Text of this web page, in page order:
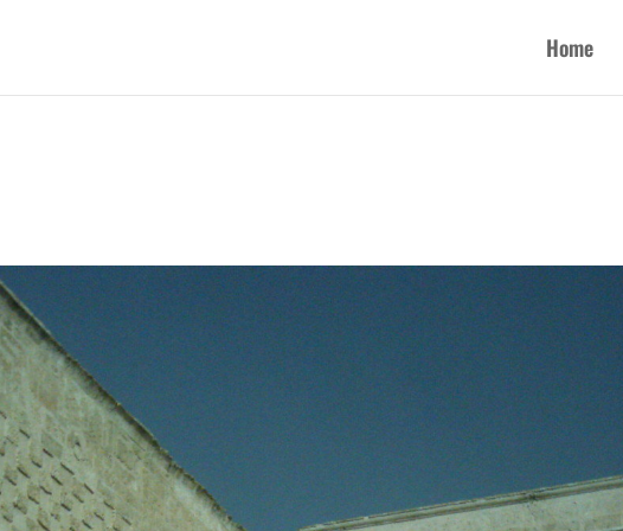
Home